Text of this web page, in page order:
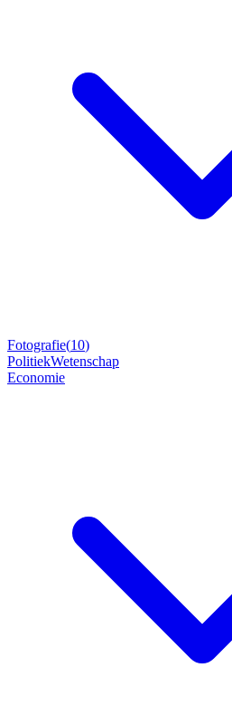
Fotografie(10)
PolitiekWetenschap
Economie